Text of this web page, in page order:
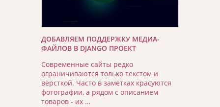
ДОБАВЛЯЕМ ПОДДЕРЖКУ МЕДИА-
ФАЙЛОВ В DJANGO ПРОЕКТ
Современные сайты редко
ограничиваются только текстом и
вёрсткой. Часто в заметках красуются
фотографии, а рядом с описанием
товаров - их …